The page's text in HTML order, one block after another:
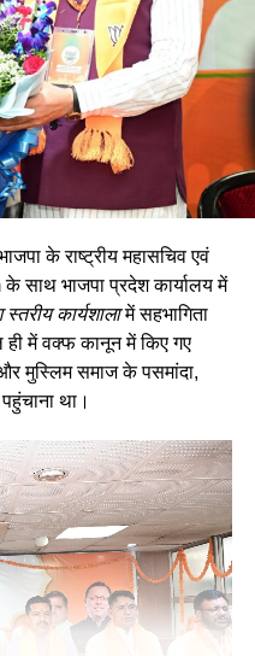
के राष्ट्रीय महासचिव एवं
साथ भाजपा प्रदेश कार्यालय में
कार्यशालामें सहभागिता
ही में वक्फ कानून में किए गए
मुस्लिम समाज के पसमांदा,
था।